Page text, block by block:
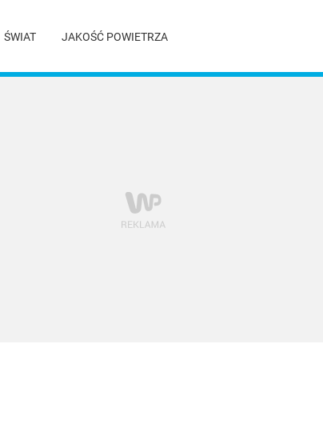
ŚWIAT JAKOŚĆ POWIETRZA